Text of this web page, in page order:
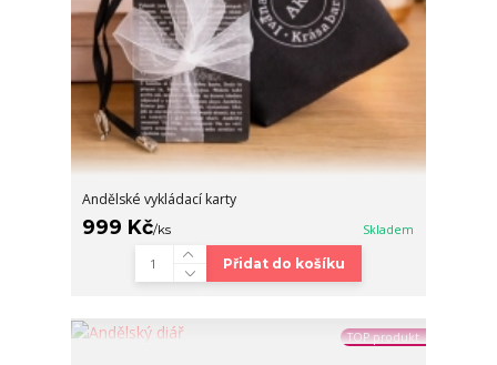
Andělské vykládací karty
999 Kč/ks Skladem
Přidat do košíku
TOP produkt